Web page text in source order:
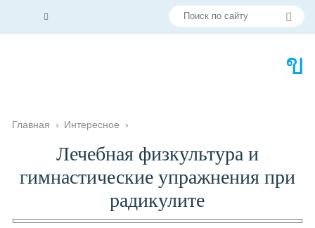
Главная › Интересное ›
Лечебная физкультура и
гимнастические упражнения при
радикулите